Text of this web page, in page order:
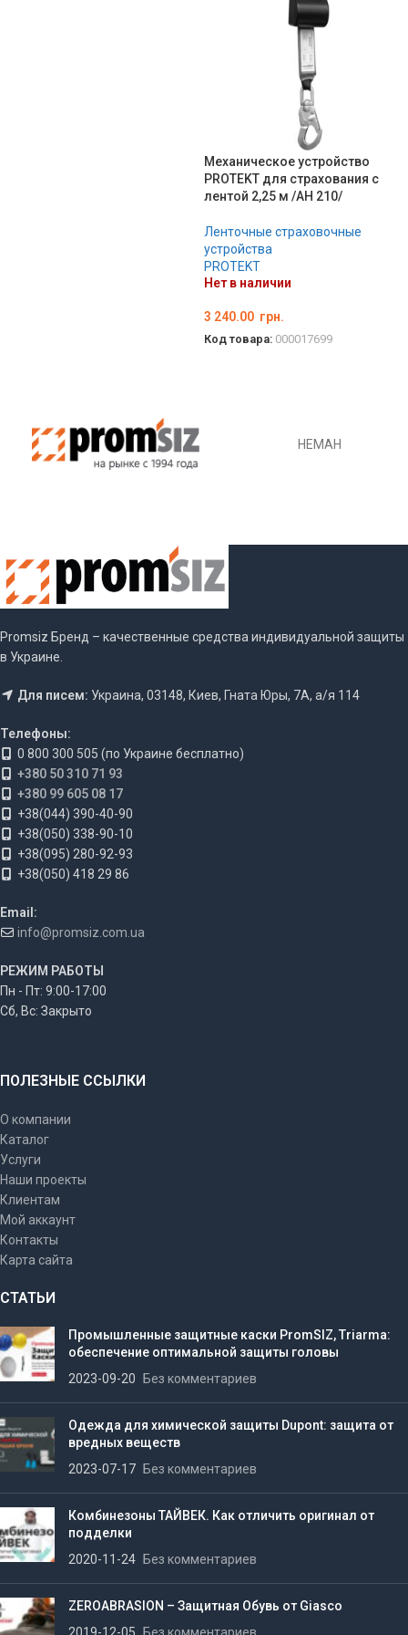
Механическое устройство
PROTEKT для страхования с
лентой 2,25 м /AH 210/
Ленточные страховочные
устройства
PROTEKT
Нет в наличии
3 240.00 грн.
Код товара: 000017699
НЕМАН
Promsiz Бренд – качественные средства индивидуальной защиты
в Украине.
Для писем: Украина, 03148, Киев, Гната Юры, 7А, а/я 114
Телефоны:
0 800 300 505 (по Украине бесплатно)
+380 50 310 71 93
+380 99 605 08 17
+38(044) 390-40-90
+38(050) 338-90-10
+38(095) 280-92-93
+38(050) 418 29 86
Email:
info@promsiz.com.ua
РЕЖИМ РАБОТЫ
Пн - Пт: 9:00-17:00
Сб, Вс: Закрыто
ПОЛЕЗНЫЕ ССЫЛКИ
О компании
Каталог
Услуги
Наши проекты
Клиентам
Мой аккаунт
Контакты
Карта сайта
СТАТЬИ
Промышленные защитные каски PromSIZ, Triarma:
обеспечение оптимальной защиты головы
2023-09-20
Без комментариев
Одежда для химической защиты Dupont: защита от
вредных веществ
2023-07-17
Без комментариев
Комбинезоны ТАЙВЕК. Как отличить оригинал от
подделки
2020-11-24
Без комментариев
ZEROABRASION – Защитная Обувь от Giasco
2019-12-05
Без комментариев